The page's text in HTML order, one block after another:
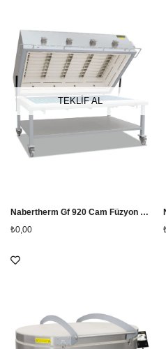
TEKLİF AL
Nabertherm Gf 920 Cam Füzyon Fırını
₺0,00